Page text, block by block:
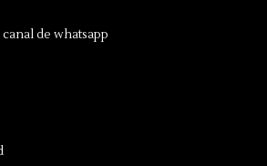
de whatsapp